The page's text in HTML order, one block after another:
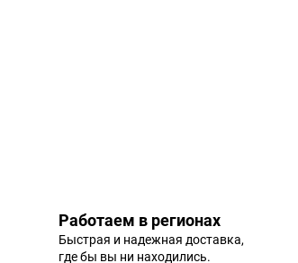
Работаем в регионах
Быстрая и надежная доставка,
где бы вы ни находились.